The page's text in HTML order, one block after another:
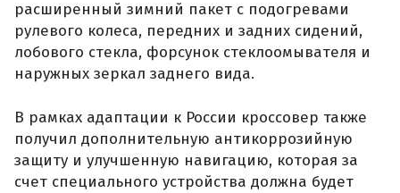
расширенный зимний пакет с подогревами
рулевого колеса, передних и задних сидений,
лобового стекла, форсунок стеклоомывателя и
наружных зеркал заднего вида.
В рамках адаптации к России кроссовер также
получил дополнительную антикоррозийную
защиту и улучшенную навигацию, которая за
счет специального устройства должна будет